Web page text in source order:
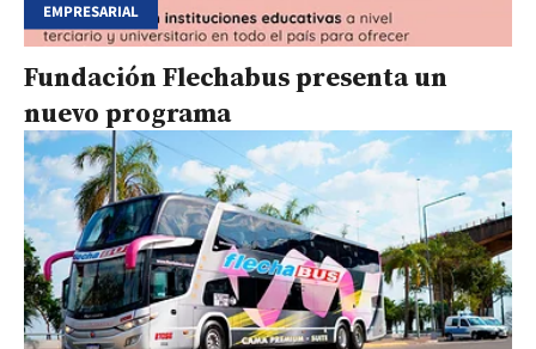
EMPRESARIAL
Fundación Flechabus presenta un
nuevo programa